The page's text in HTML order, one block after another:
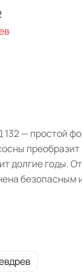
— простой
преобразит
долгие годы.
безопасным
лаком — это
или
дома.